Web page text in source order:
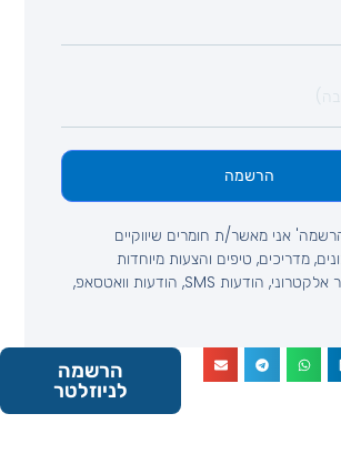
אני מאשר/ת חומרים שיווקיים
מדריכים, טיפים והצעות מיוחדות
באמצעות דואר אלקטרוני, הודעות SMS, הודעות וואטסאפ,
הרשמה
הרשמה
לניוזלטר